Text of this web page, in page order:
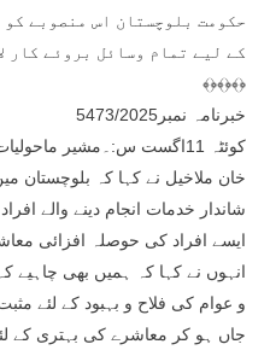
حکومت بلوچستان اس منصوبے
کے لیے تمام وسائل بروئے کار
﴾﴿﴾﴿﴾﴿
خبرنامہ نمبر5473/2025
کوئٹہ 11اگست س:۔مشیر
خان ملاخیل نے کہا کہ بلوچستان
شاندار خدمات انجام دینے والے
ایسے افراد کی حوصلہ افزائی
انہوں نے کہا کہ ہمیں بھی
و عوام کی فلاح و بہبود کے لئے
جاں ہو کر معاشرے کی بہتری کے